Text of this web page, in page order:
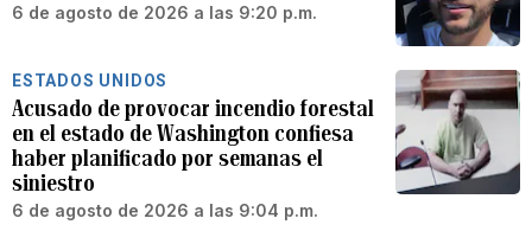
6 de agosto de 2026 a las 9:20 p.m.
ESTADOS UNIDOS
Acusado de provocar incendio forestal
en el estado de Washington confiesa
haber planificado por semanas el
siniestro
6 de agosto de 2026 a las 9:04 p.m.